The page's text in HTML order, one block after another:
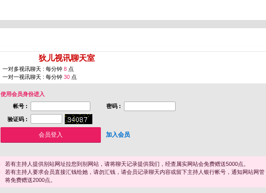
狄儿视讯聊天室
一对多视讯聊天 : 每分钟 8 点
一对一视讯聊天 : 每分钟 30 点
使用会员身份进入
帐号 :
密码 :
验证码 :
加入会员
若有主持人提供别站网址拉您到别网站，请将聊天记录提供我们，经查属实网站会免费赠送5000点。
若有主持人要求会员直接汇钱给她，请勿汇钱，请会员记录聊天内容或留下主持人银行帐号，通知网站网
将免费赠送2000点。